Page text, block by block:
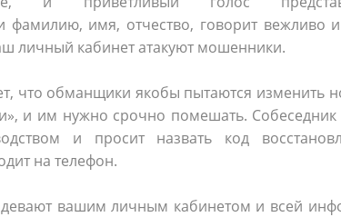
фамилию, имя, отчество, говорит
личный кабинет атакуют мошенники.
что обманщики якобы пытаются изменить
и им нужно срочно помешать.
и просит назвать код
на телефон.
вашим личным кабинетом и всей